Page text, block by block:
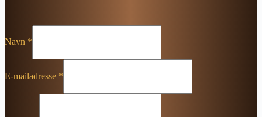
Navn *
E-mailadresse *